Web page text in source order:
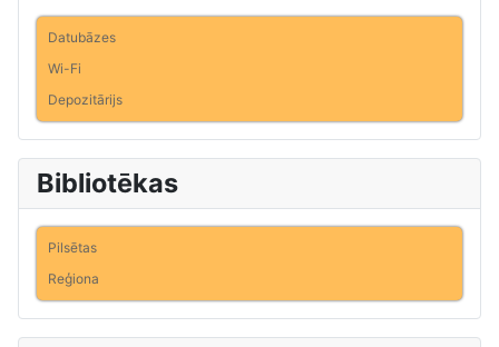
Datubāzes
Wi-Fi
Depozitārijs
Bibliotēkas
Pilsētas
Reģiona